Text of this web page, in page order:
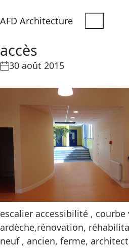
AFD Architecture
accès
30 août 2015
escalier accessibilité ,
ardèche,rénovation,
neuf , ancien, ferme,